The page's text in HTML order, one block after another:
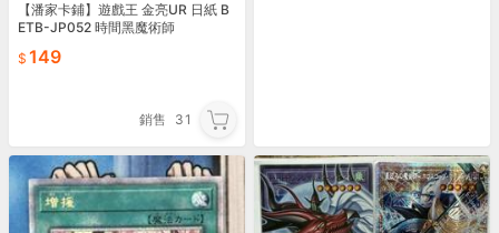
【潘家卡鋪】遊戲王 金亮UR 日紙 B
ETB-JP052 時間黑魔術師
149
銷售 31